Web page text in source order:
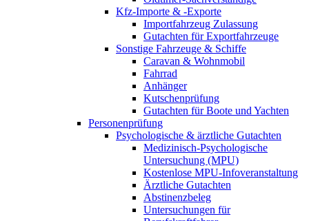
Kfz-Importe & -Exporte
Importfahrzeug Zulassung
Gutachten für Exportfahrzeuge
Sonstige Fahrzeuge & Schiffe
Caravan & Wohnmobil
Fahrrad
Anhänger
Kutschenprüfung
Gutachten für Boote und Yachten
Personenprüfung
Psychologische & ärztliche Gutachten
Medizinisch-Psychologische
Untersuchung (MPU)
Kostenlose MPU-Infoveranstaltung
Ärztliche Gutachten
Abstinenzbeleg
Untersuchungen für